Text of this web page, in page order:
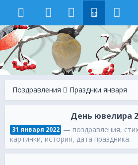
10
Поздравления Празднки января
День ювелира
31 января 2022 — поздравления,
картинки, история, дата праздника.